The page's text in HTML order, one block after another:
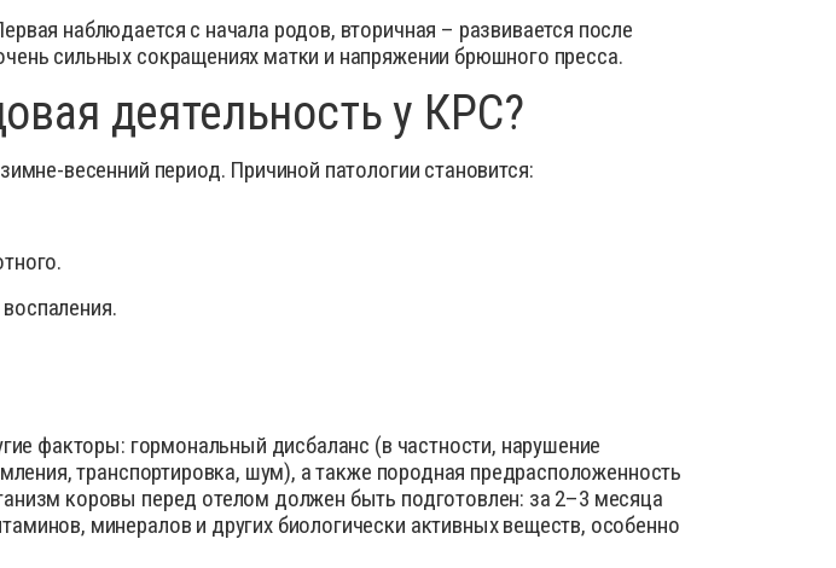
наблюдается с начала родов, вторичная – развивается после
сильных сокращениях матки и напряжении брюшного пресса.
деятельность у КРС?
весенний период. Причиной патологии становится:
факторы: гормональный дисбаланс (в частности, нарушение
транспортировка, шум), а также породная предрасположенность
коровы перед отелом должен быть подготовлен: за 2–3 месяца
минералов и других биологически активных веществ, особенно